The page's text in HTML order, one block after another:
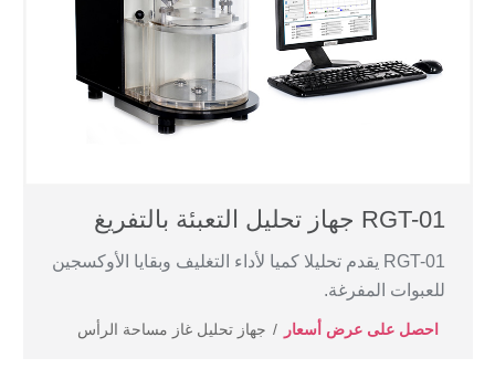
RGT-01 جهاز تحليل التعبئة بالتفريغ
RGT-01 يقدم تحليلا كميا لأداء التغليف وبقايا الأوكسجين
للعبوات المفرغة.
احصل على عرض أسعار جهاز تحليل غاز مساحة الرأس